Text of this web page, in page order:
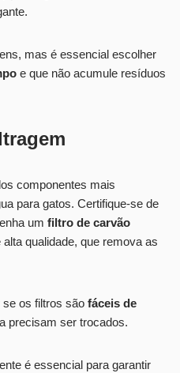
mas é essencial escolher
e que não acumule resíduos
componentes mais
para gatos. Certifique-se de
um filtro de carvão
qualidade, que remova as
os filtros são fáceis de
precisam ser trocados.
é essencial para garantir